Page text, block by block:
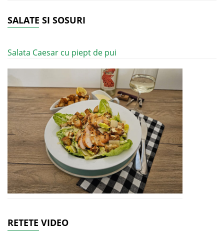
SALATE SI SOSURI
Salata Caesar cu piept de pui
RETETE VIDEO